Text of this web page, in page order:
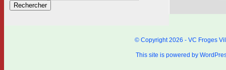
© Copyright 2026 - VC Froges
This site is powered by